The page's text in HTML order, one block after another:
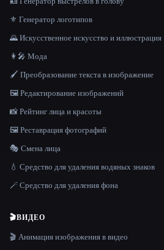
⚜️ Генератор логотипов
🌄 Искусственное искусство и иллюстрация
👩‍🎤 Мода
🖌️ Преобразование текста в изображение
🖼️ Редактирование изображений
📸 Рейтинг лица и красоты
🖼️ Реставрация фотографий
🎭 Смена лица
💧 Средство для удаления водяных знаков
🪄 Средство для удаления фона
🎬ВИДЕО
🎬 Анимация изображения в видео